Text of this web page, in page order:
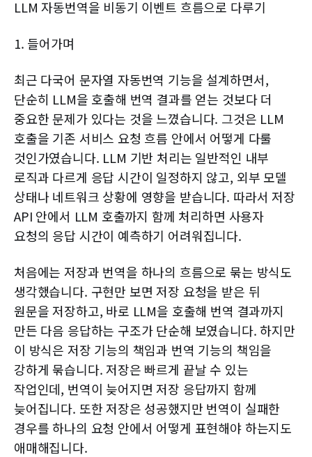
LLM 자동번역을 비동기 이벤트 흐름으로 다루기
1. 들어가며
최근 다국어 문자열 자동번역 기능을 설계하면서,
단순히 LLM을 호출해 번역 결과를 얻는 것보다 더
중요한 문제가 있다는 것을 느꼈습니다. 그것은 LLM
호출을 기존 서비스 요청 흐름 안에서 어떻게 다룰
것인가였습니다. LLM 기반 처리는 일반적인 내부
로직과 다르게 응답 시간이 일정하지 않고, 외부 모델
상태나 네트워크 상황에 영향을 받습니다. 따라서 저장
API 안에서 LLM 호출까지 함께 처리하면 사용자
요청의 응답 시간이 예측하기 어려워집니다.
처음에는 저장과 번역을 하나의 흐름으로 묶는 방식도
생각했습니다. 구현만 보면 저장 요청을 받은 뒤
원문을 저장하고, 바로 LLM을 호출해 번역 결과까지
만든 다음 응답하는 구조가 단순해 보였습니다. 하지만
이 방식은 저장 기능의 책임과 번역 기능의 책임을
강하게 묶습니다. 저장은 빠르게 끝날 수 있는
작업인데, 번역이 늦어지면 저장 응답까지 함께
늦어집니다. 또한 저장은 성공했지만 번역이 실패한
경우를 하나의 요청 안에서 어떻게 표현해야 하는지도
애매해집니다.